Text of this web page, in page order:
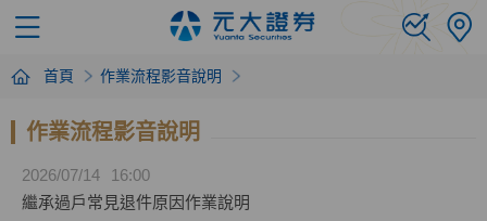
首頁 作業流程影音說明
作業流程影音說明
2026/07/14
16:00
繼承過戶常見退件原因作業說明